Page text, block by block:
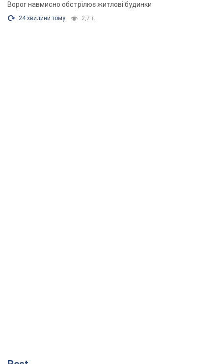
Ворог навмисно обстрілює житлові будинки
24 хвилини тому 2,7 т.